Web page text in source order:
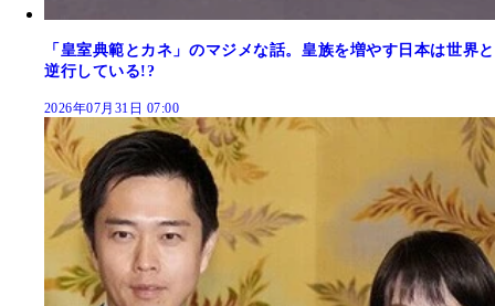
「皇室典範とカネ」のマジメな話。皇族を増やす日本は世界と
逆行している!?
2026年07月31日 07:00